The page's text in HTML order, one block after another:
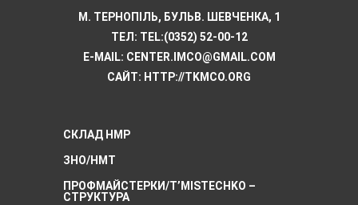
М. ТЕРНОПІЛЬ, БУЛЬВ. ШЕВЧЕНКА, 1
ТЕЛ: TEL:(0352) 52-00-12
E-MAIL: CENTER.IMCO@GMAIL.COM
САЙТ: HTTP://TKMCО.ORG
СКЛАД НМР
ЗНО/НМТ
ПРОФМАЙСТЕРКИ/T’MISTECHKO –
CТРУКТУРА